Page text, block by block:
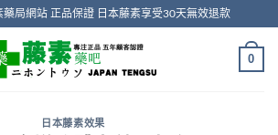
藥局網站 正品保證 日本藤素享受30天無效退款
0
日本藤素效果